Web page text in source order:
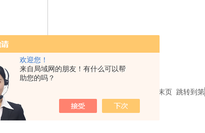
欢迎您！
来自局域网的朋友！有什么可以帮
助您的吗？
机
共 1 条记录，当前 1 / 1 页 首页 上一页 下一页 末页 跳转到第